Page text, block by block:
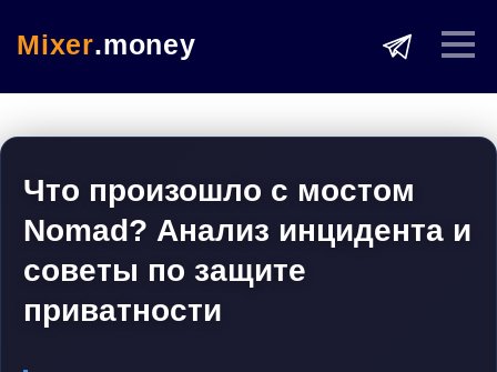
Mixer.money
Что произошло с мостом
Nomad? Анализ инцидента и
советы по защите
приватности